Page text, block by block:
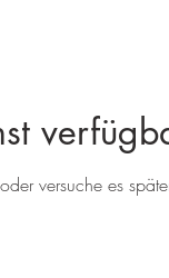
versuche es